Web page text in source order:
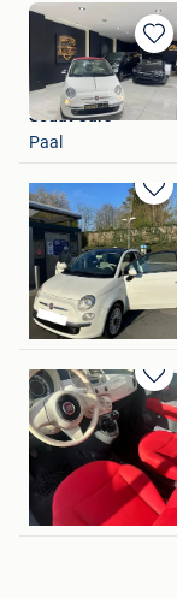
in
Mijn
Sedat Cars
Paal
in
Mijn
Anna Durnez
Antwerpen
Mijn
cash
Aalst